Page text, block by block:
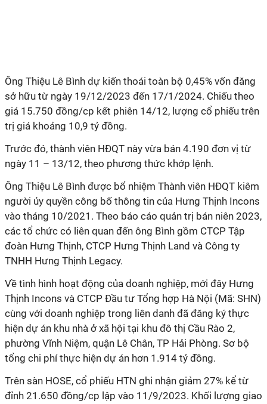
Ông Thiệu Lê Bình dự kiến thoái toàn bộ 0,45% vốn đăng
sở hữu từ ngày 19/12/2023 đến 17/1/2024. Chiếu theo
giá 15.750 đồng/cp kết phiên 14/12, lượng cổ phiếu trên
trị giá khoảng 10,9 tỷ đồng.
Trước đó, thành viên HĐQT này vừa bán 4.190 đơn vị từ
ngày 11 – 13/12, theo phương thức khớp lệnh.
Ông Thiệu Lê Bình được bổ nhiệm Thành viên HĐQT kiêm
người ủy quyền công bố thông tin của Hưng Thịnh Incons
vào tháng 10/2021. Theo báo cáo quản trị bán niên 2023,
các tổ chức có liên quan đến ông Bình gồm CTCP Tập
đoàn Hưng Thịnh, CTCP Hưng Thịnh Land và Công ty
TNHH Hưng Thịnh Legacy.
Về tình hình hoạt động của doanh nghiệp, mới đây Hưng
Thịnh Incons và CTCP Đầu tư Tổng hợp Hà Nội (Mã: SHN)
cùng với doanh nghiệp trong liên danh đã đăng ký thực
hiện dự án khu nhà ở xã hội tại khu đô thị Cầu Rào 2,
phường Vĩnh Niệm, quận Lê Chân, TP Hải Phòng. Sơ bộ
tổng chi phí thực hiện dự án hơn 1.914 tỷ đồng.
Trên sàn HOSE, cổ phiếu HTN ghi nhận giảm 27% kể từ
đỉnh 21.650 đồng/cp lập vào 11/9/2023. Khối lượng giao